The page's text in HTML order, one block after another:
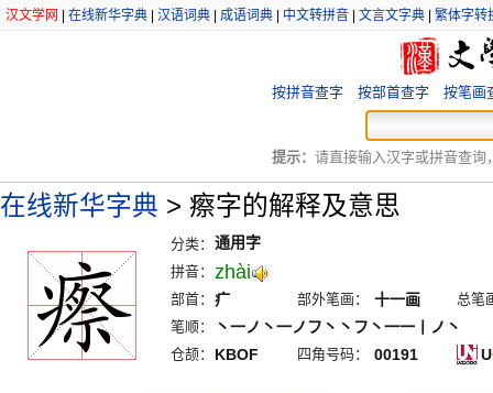
汉文学网 在线新华字典 汉语词典 成语词典 中文转拼音 文言文字典 繁体字转
按拼音查字 按部首查字 按笔画
提示： 请直接输入汉字或拼音查询
在线新华字典 > 瘵字的解释及意思
分类： 通用字
拼音： zhài
部首： 疒 部外笔画： 十一画
总笔
笔顺：
丶一ノ丶一ノフ丶丶フ丶一一丨ノ丶
仓颉： KBOF 四角号码： 00191